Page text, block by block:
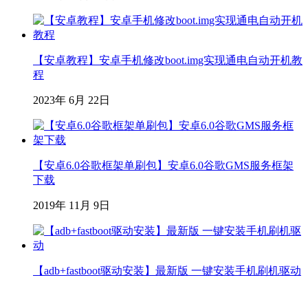
【安卓教程】安卓手机修改boot.img实现通电自动开机教
程
2023年 6月 22日
【安卓6.0谷歌框架单刷包】安卓6.0谷歌GMS服务框架
下载
2019年 11月 9日
【adb+fastboot驱动安装】最新版 一键安装手机刷机驱动